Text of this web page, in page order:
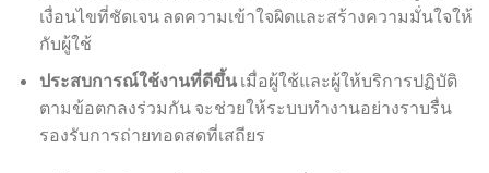
เงื่อนไขที่ชัดเจน ลดความเข้าใจผิดและสร้างความมั่นใจให้
กับผู้ใช้
ประสบการณ์ใช้งานที่ดีขึ้น เมื่อผู้ใช้และผู้ให้บริการปฏิบัติ
ตามข้อตกลงร่วมกัน จะช่วยให้ระบบทำงานอย่างราบรื่น
รองรับการถ่ายทอดสดที่เสถียร